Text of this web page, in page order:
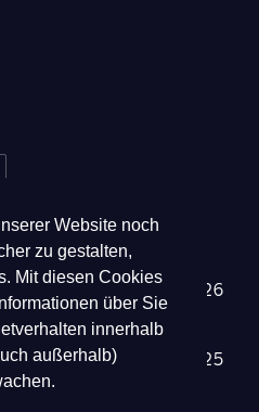
Website noch
zu gestalten,
Mit diesen Cookies
über Sie
innerhalb
außerhalb)
Kollektionen
Frühjahr/Sommer 2026
Herbst/Winter 2025
Frühjahr/Sommer 2025